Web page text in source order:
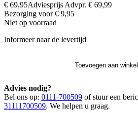
€ 69,95Adviesprijs Advpr. € 69,99
Bezorging voor € 9,95
Niet op voorraad
Informeer naar de levertijd
Toevoegen aan
Advies nodig?
Bel ons op: 0111-700509 of stuur een
31111700509. We helpen u graag.